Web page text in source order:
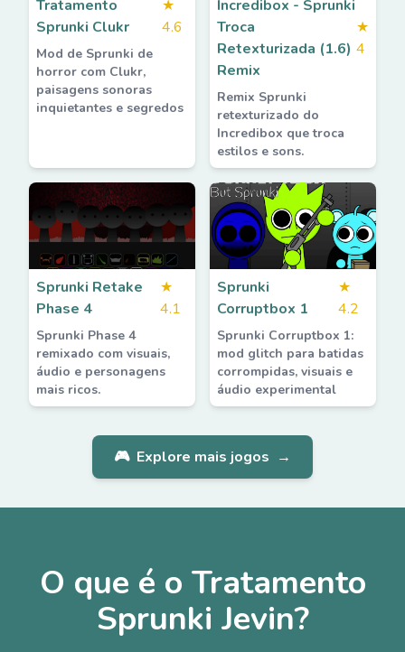
Tratamento
Sprunki Clukr
★
4.6
Mod de Sprunki de
horror com Clukr,
paisagens sonoras
inquietantes e segredos
Incredibox - Sprunki
Troca
Retexturizada (1.6)
Remix
★
4
Remix Sprunki
retexturizado do
Incredibox que troca
estilos e sons.
Sprunki Retake
Phase 4
★
4.1
Sprunki Phase 4
remixado com visuais,
áudio e personagens
mais ricos.
Sprunki
Corruptbox 1
★
4.2
Sprunki Corruptbox 1:
mod glitch para batidas
corrompidas, visuais e
áudio experimental
🎮 Explore mais jogos →
O que é o Tratamento
Sprunki Jevin?